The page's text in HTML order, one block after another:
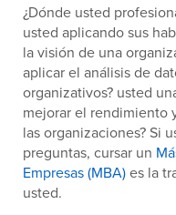
¿Dónde usted
usted aplicando sus
la visión de una
aplicar el análisis de
organizativos? usted
mejorar el rendimiento
las organizaciones? Si
preguntas, cursar un
Empresas (MBA)es la
usted.